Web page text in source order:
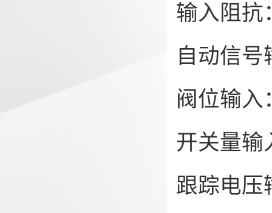
输入阻
自动信
阀位输
开关量
跟踪电